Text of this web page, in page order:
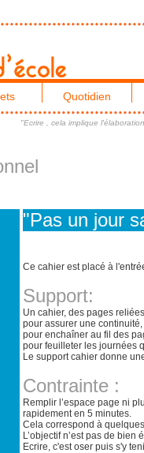
Quotidien
"Ecrire , cela implique
"Pas un jour
Ce cahier est placé à
Support:
Un cahier, des pages
pour assurer une continuité,
pour enchaîner au fil des
pour feuilleter les journées
Le support cahier donne
Contrainte :
Remplir l’espace page ni
rapidement en 5 minutes.
Cela correspond à
L’objectif n’est pas de bien
Ecrire, c'est oser puis s'y